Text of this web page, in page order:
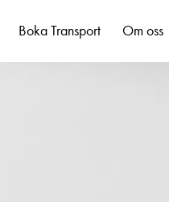
Boka Transport Om oss